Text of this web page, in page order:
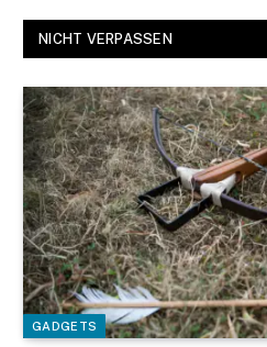
NICHT VERPASSEN
GADGETS